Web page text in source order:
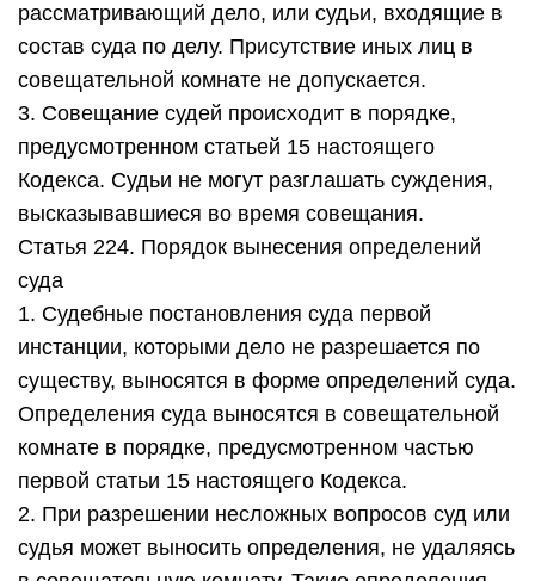
рассматривающий дело, или судьи, входящие в
состав суда по делу. Присутствие иных лиц в
совещательной комнате не допускается.
3. Совещание судей происходит в порядке,
предусмотренном статьей 15 настоящего
Кодекса. Судьи не могут разглашать суждения,
высказывавшиеся во время совещания.
Статья 224. Порядок вынесения определений
суда
1. Судебные постановления суда первой
инстанции, которыми дело не разрешается по
существу, выносятся в форме определений суда.
Определения суда выносятся в совещательной
комнате в порядке, предусмотренном частью
первой статьи 15 настоящего Кодекса.
2. При разрешении несложных вопросов суд или
судья может выносить определения, не удаляясь